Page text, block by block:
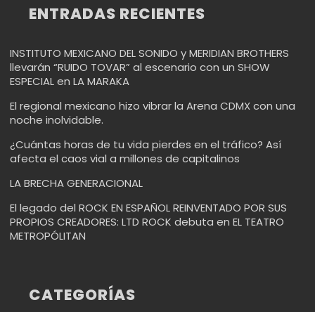
ENTRADAS RECIENTES
INSTITUTO MEXICANO DEL SONIDO y MERIDIAN BROTHERS
llevarán “RUIDO TOVAR” al escenario con un SHOW
ESPECIAL en LA MARAKA
El regional mexicano hizo vibrar la Arena CDMX con una
noche inolvidable.
¿Cuántas horas de tu vida pierdes en el tráfico? Así
afecta el caos vial a millones de capitalinos
LA BRECHA GENERACIONAL
El legado del ROCK EN ESPAÑOL REINVENTADO POR SUS
PROPIOS CREADORES: LTD ROCK debuta en EL TEATRO
METROPÓLITAN
CATEGORÍAS